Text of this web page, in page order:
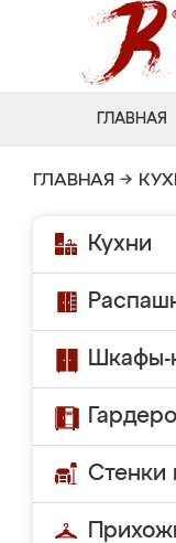
ГЛАВНАЯ
ГЛАВНАЯ →
Кухни
Шкафы-
Стенки